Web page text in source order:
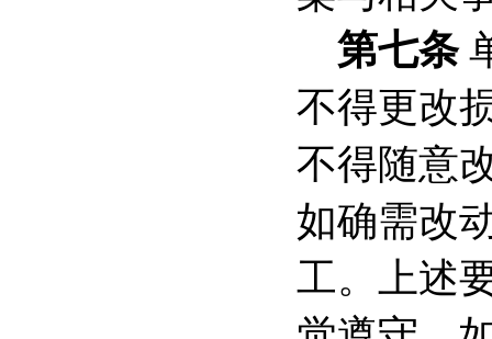
第七条
不得更改
不得随意
如确需改
工。上述